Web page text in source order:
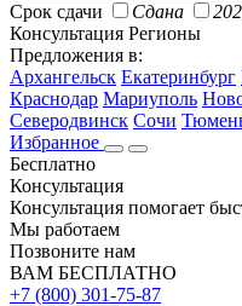
Срок сдачи
Сдана
Консультация Регионы
Предложения в:
Архангельск Екатеринбург
Краснодар Мариуполь
Северодвинск Сочи
Избранное
Бесплатно
Консультация
Консультация помогает
Мы работаем
Позвоните нам
ВАМ БЕСПЛАТНО
+7 (800) 301-75-87